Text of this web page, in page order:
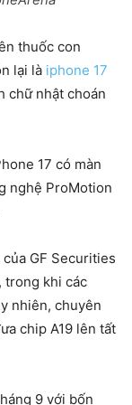
thuốc con
lại là iphone 17
chữ nhật choán
17 có màn
nghệ ProMotion
GF Securities
trong khi các
nhiên, chuyên
chip A19 lên tất
9 với bốn